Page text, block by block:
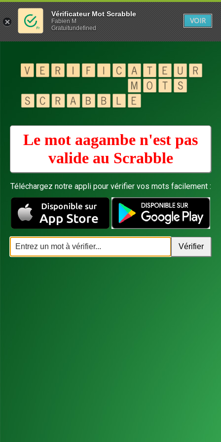
Le mot aagambe n'est pas
valide au Scrabble
Téléchargez notre appli pour vérifier vos mots facilement :
Vérificateur Mot Scrabble
Fabien M
Gratuitundefined
VOIR